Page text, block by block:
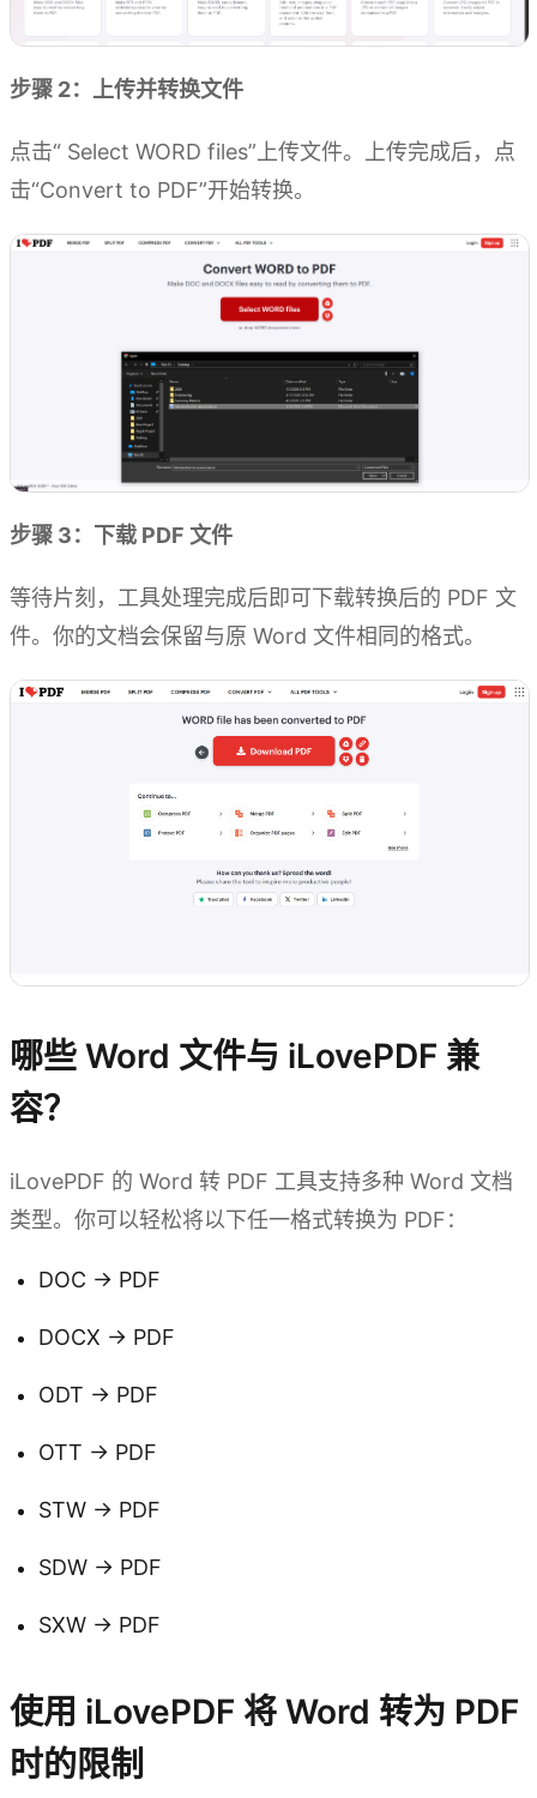
步骤 2：上传并转换文件
点击“ Select WORD files”上传文件。上传完成后，点
击“Convert to PDF”开始转换。
步骤 3：下载 PDF 文件
等待片刻，工具处理完成后即可下载转换后的 PDF 文
件。你的文档会保留与原 Word 文件相同的格式。
哪些 Word 文件与 iLovePDF 兼
容？
iLovePDF 的 Word 转 PDF 工具支持多种 Word 文档
类型。你可以轻松将以下任一格式转换为 PDF：
DOC → PDF
DOCX → PDF
ODT → PDF
OTT → PDF
STW → PDF
SDW → PDF
SXW → PDF
使用 iLovePDF 将 Word 转为 PDF
时的限制